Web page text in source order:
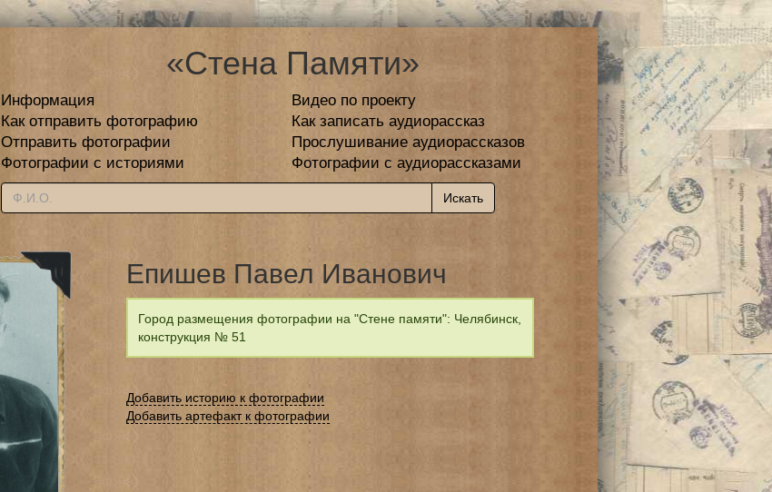
«Стена Памяти»
Информация
Видео по проекту
Как отправить фотографию
Как записать аудиорассказ
Отправить фотографии
Прослушивание аудиорассказов
Фотографии с историями
Фотографии с аудиорассказами
Епишев Павел Иванович
Город размещения фотографии на "Стене памяти": Челябинск,
конструкция № 51
Добавить историю к фотографии
Добавить артефакт к фотографии